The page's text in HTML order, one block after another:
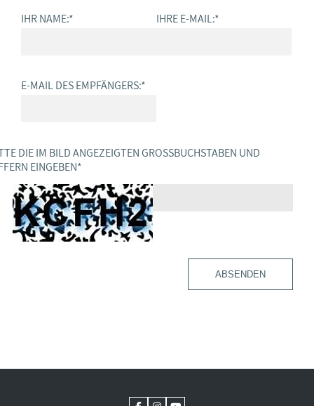
IHR NAME:* IHRE E-MAIL:*
E-MAIL DES EMPFÄNGERS:*
DIE IM BILD ANGEZEIGTEN GROSSBUCHSTABEN UND Z
EINGEBEN *
ABSENDEN